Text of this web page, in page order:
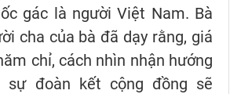
gác là người Việt Nam. Bà
cha của bà đã dạy rằng, giá
chỉ, cách nhìn nhận hướng
sự đoàn kết cộng đồng sẽ